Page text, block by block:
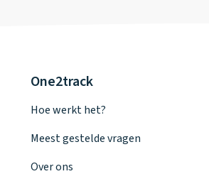
One2track
Hoe werkt het?
Meest gestelde vragen
Over ons